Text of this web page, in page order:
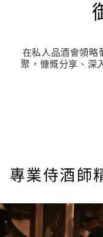
在私人品酒會領略
聚，慷慨分享、深
專業侍酒師